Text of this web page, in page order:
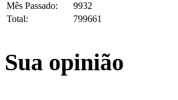
Mês Passado:
9932
Total:
799661
Sua opinião